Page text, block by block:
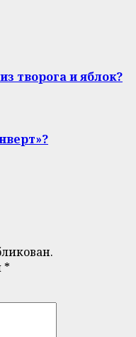
творога и яблок?
*